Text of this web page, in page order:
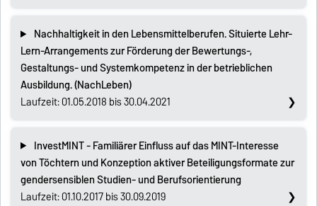
Nachhaltigkeit in den Lebensmittelberufen. Situierte Lehr-
Lern-Arrangements zur Förderung der Bewertungs-,
Gestaltungs- und Systemkompetenz in der betrieblichen
Ausbildung. (NachLeben)
Laufzeit: 01.05.2018 bis 30.04.2021
InvestMINT - Familiärer Einfluss auf das MINT-Interesse
von Töchtern und Konzeption aktiver Beteiligungsformate zur
gendersensiblen Studien- und Berufsorientierung
Laufzeit: 01.10.2017 bis 30.09.2019